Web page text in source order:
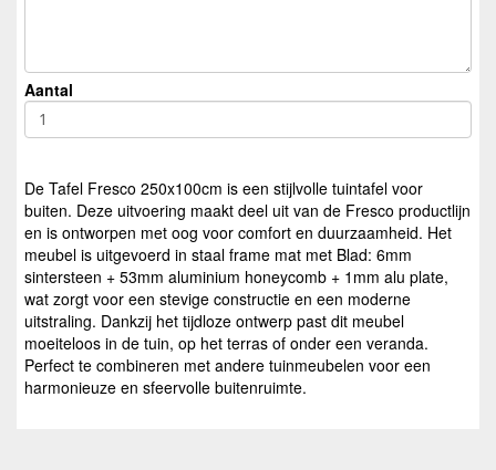
Aantal
De Tafel Fresco 250x100cm is een stijlvolle tuintafel voor
buiten. Deze uitvoering maakt deel uit van de Fresco productlijn
en is ontworpen met oog voor comfort en duurzaamheid. Het
meubel is uitgevoerd in staal frame mat met Blad: 6mm
sintersteen + 53mm aluminium honeycomb + 1mm alu plate,
wat zorgt voor een stevige constructie en een moderne
uitstraling. Dankzij het tijdloze ontwerp past dit meubel
moeiteloos in de tuin, op het terras of onder een veranda.
Perfect te combineren met andere tuinmeubelen voor een
harmonieuze en sfeervolle buitenruimte.